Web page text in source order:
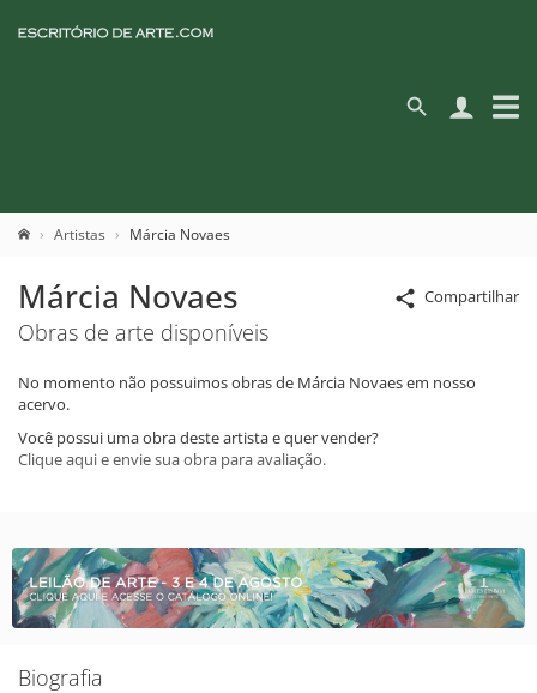
Artistas Márcia Novaes
Compartilhar
Márcia Novaes
Obras de arte disponíveis
No momento não possuimos obras de Márcia Novaes em nosso
acervo.
Você possui uma obra deste artista e quer vender?
Clique aqui e envie sua obra para avaliação.
Biografia